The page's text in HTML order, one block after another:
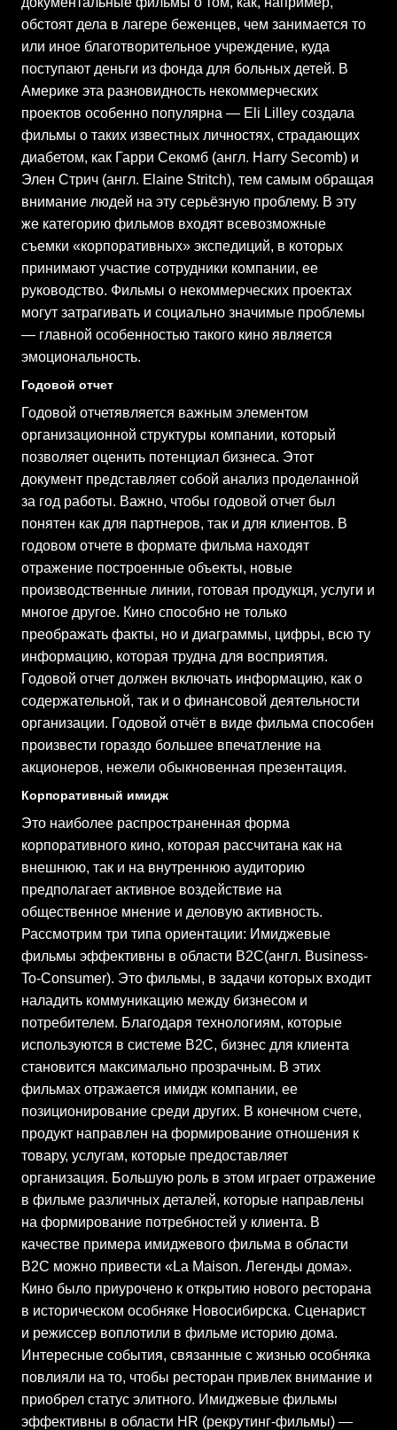
обстоят дела в лагере беженцев, чем занимается то
или иное благотворительное учреждение, куда
поступают деньги из фонда для больных детей. В
Америке эта разновидность некоммерческих
проектов особенно популярна — Eli Lilley создала
фильмы о таких известных личностях, страдающих
диабетом, как Гарри Секомб (англ. Harry Secomb) и
Элен Стрич (англ. Elaine Stritch), тем самым обращая
внимание людей на эту серьёзную проблему. В эту
же категорию фильмов входят всевозможные
съемки «корпоративных» экспедиций, в которых
принимают участие сотрудники компании, ее
руководство. Фильмы о некоммерческих проектах
могут затрагивать и социально значимые проблемы
— главной особенностью такого кино является
эмоциональность.
Годовой отчет
Годовой отчетявляется важным элементом
организационной структуры компании, который
позволяет оценить потенциал бизнеса. Этот
документ представляет собой анализ проделанной
за год работы. Важно, чтобы годовой отчет был
понятен как для партнеров, так и для клиентов. В
годовом отчете в формате фильма находят
отражение построенные объекты, новые
производственные линии, готовая продукця, услуги и
многое другое. Кино способно не только
преображать факты, но и диаграммы, цифры, всю ту
информацию, которая трудна для восприятия.
Годовой отчет должен включать информацию, как о
содержательной, так и о финансовой деятельности
организации. Годовой отчёт в виде фильма способен
произвести гораздо большее впечатление на
акционеров, нежели обыкновенная презентация.
Корпоративный имидж
Это наиболее распространенная форма
корпоративного кино, которая рассчитана как на
внешнюю, так и на внутреннюю аудиторию
предполагает активное воздействие на
общественное мнение и деловую активность.
Рассмотрим три типа ориентации: Имиджевые
фильмы эффективны в области B2C(англ. Business-
To-Consumer). Это фильмы, в задачи которых входит
наладить коммуникацию между бизнесом и
потребителем. Благодаря технологиям, которые
используются в системе В2С, бизнес для клиента
становится максимально прозрачным. В этих
фильмах отражается имидж компании, ее
позиционирование среди других. В конечном счете,
продукт направлен на формирование отношения к
товару, услугам, которые предоставляет
организация. Большую роль в этом играет отражение
в фильме различных деталей, которые направлены
на формирование потребностей у клиента. В
качестве примера имиджевого фильма в области
В2С можно привести «La Maison. Легенды дома».
Кино было приурочено к открытию нового ресторана
в историческом особняке Новосибирска. Сценарист
и режиссер воплотили в фильме историю дома.
Интересные события, связанные с жизнью особняка
повлияли на то, чтобы ресторан привлек внимание и
приобрел статус элитного. Имиджевые фильмы
эффективны в области HR (рекрутинг-фильмы) —